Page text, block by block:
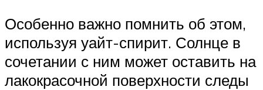
Особенно важно помнить об этом,
используя уайт-спирит. Солнце в
сочетании с ним может оставить на
лакокрасочной поверхности следы